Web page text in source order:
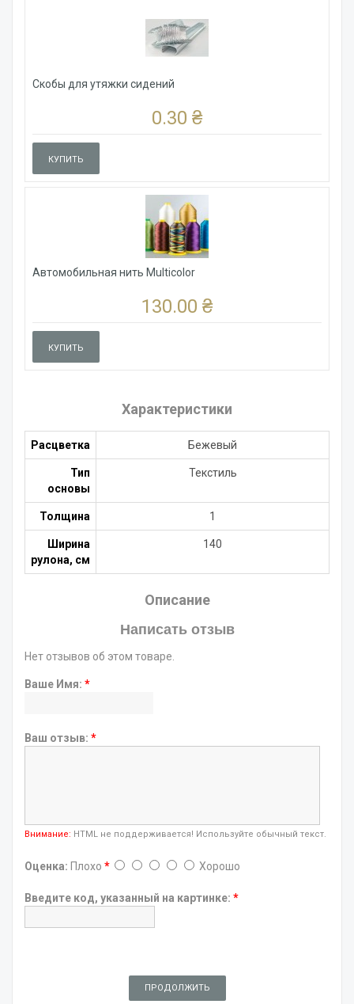
Скобы для утяжки сидений
0.30 ₴
КУПИТЬ
Автомобильная нить Multicolor
130.00 ₴
КУПИТЬ
Характеристики
Расцветка Бежевый
Тип
основы
Текстиль
Толщина 1
Ширина
рулона, см
140
Описание
Написать отзыв
Нет отзывов об этом товаре.
Ваше Имя: *
Ваш отзыв: *
Внимание: HTML не поддерживается! Используйте обычный текст.
Оценка: Плохо * Хорошо
Введите код, указанный на картинке: *
ПРОДОЛЖИТЬ